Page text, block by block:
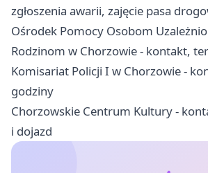
zgłoszenia awarii, zajęcie pasa
Ośrodek Pomocy Osobom
Rodzinom w Chorzowie - kontakt,
Komisariat Policji I w Chorzowie -
godziny
Chorzowskie Centrum Kultury -
i dojazd